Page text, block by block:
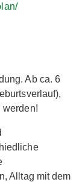
Ab ca. 6
werden!
Alltag mit dem